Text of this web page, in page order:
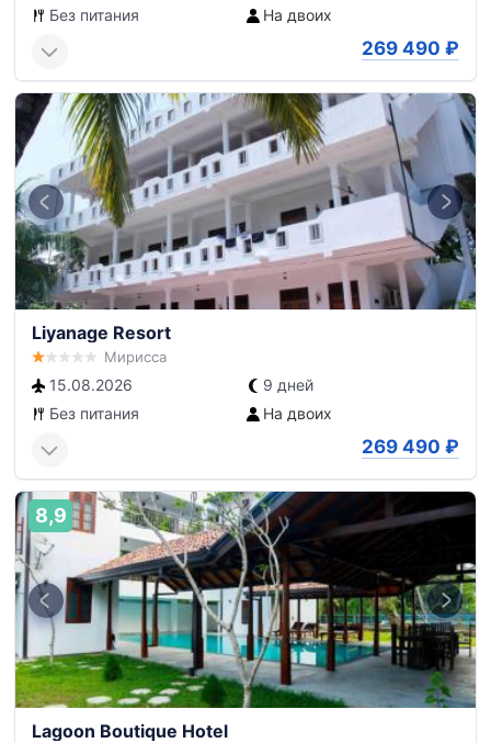
Без питания
На двоих
269 490 ₽
Liyanage Resort
Мирисса
15.08.2026
9 дней
Без питания
На двоих
269 490 ₽
8,9
Lagoon Boutique Hotel